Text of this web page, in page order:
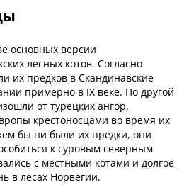
основных версии
лесных котов. Согласно
их предков в Скандинавские
примерно в IX веке. По другой
от турецких ангор,
крестоносцами во время их
бы ни были их предки, они
к суровым северным
с местными котами и долгое
в лесах Норвегии.